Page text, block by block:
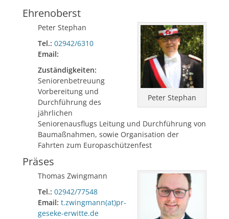
Ehrenoberst
Peter Stephan
Peter Stephan
Tel.: 02942/6310
Email:
Zuständigkeiten:
Seniorenbetreuung
Vorbereitung und
Durchführung des
jährlichen
Seniorenausflugs Leitung und Durchführung von
Baumaßnahmen, sowie Organisation der
Fahrten zum Europaschützenfest
Präses
Thomas Zwingmann
Tel.: 02942/77548
Email: t.zwingmann(at)pr-
geseke-erwitte.de